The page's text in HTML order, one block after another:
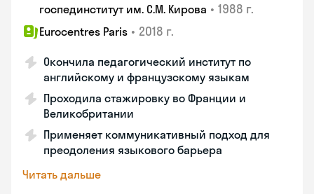
госпединститут им. С.М. Кирова • 1988 г.
Eurocentres Paris • 2018 г.
Окончила педагогический институт по
английскому и французскому языкам
Проходила стажировку во Франции и
Великобритании
Применяет коммуникативный подход для
преодоления языкового барьера
Читать дальше